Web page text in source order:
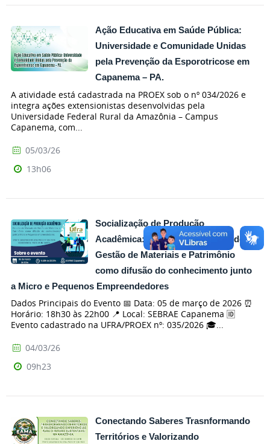
Ação Educativa em Saúde Pública:
Universidade e Comunidade Unidas
pela Prevenção da Esporotricose em
Capanema – PA.
A atividade está cadastrada na PROEX sob o nº 034/2026 e
integra ações extensionistas desenvolvidas pela
Universidade Federal Rural da Amazônia – Campus
Capanema, com...
05/03/26
13h06
Socialização de Produção
Acadêmica: Circuito de Manuais de
Gestão de Materiais e Patrimônio
como difusão do conhecimento junto
a Micro e Pequenos Empreendedores
Dados Principais do Evento 📅 Data: 05 de março de 2026 ⏰
Horário: 18h30 às 22h00 📍 Local: SEBRAE Capanema 🆔
Evento cadastrado na UFRA/PROEX nº: 035/2026 🎓...
04/03/26
09h23
Conectando Saberes Trasnformando
Territórios e Valorizando